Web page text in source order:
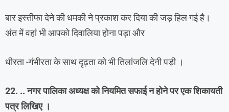
बार इस्तीफा देने की धमकी ने प्रकाश कर दिया की जड़ हिल गई है।
अंत में वहां भी आपको दिवालिया होना पड़ा और
धीरता -गंभीरता के साथ दृढ़ता को भी तिलांजलि देनी पड़ी ।
22. .. नगर पालिका अध्यक्ष को नियमित सफाई न होने पर एक शिकायती
पत्र लिखिए ।